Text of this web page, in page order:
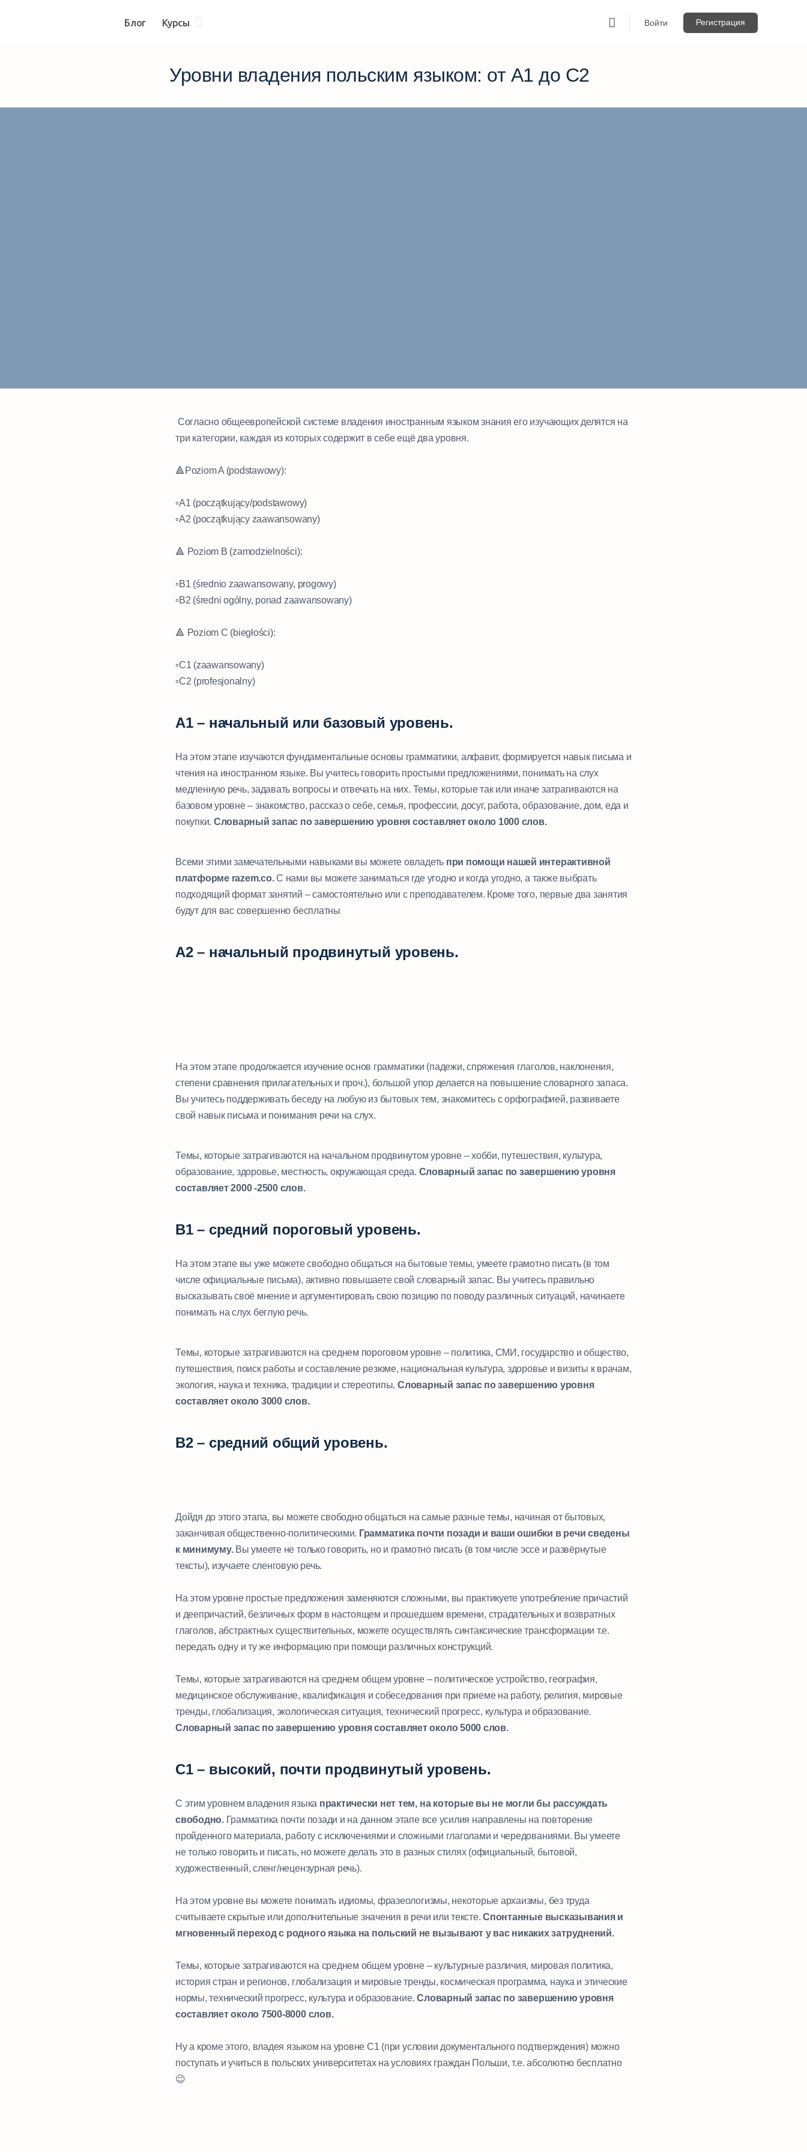
Блог Курсы Войти Регистрация
Уровни владения польским языком: от А1 до С2
Согласно общеевропейской системе владения иностранным языком знания его изучающих делятся на
три категории, каждая из которых содержит в себе ещё два уровня.
🔺Poziom A (podstawowy):
▫️A1 (początkujący/podstawowy)
▫️A2 (początkujący zaawansowany)
🔺 Poziom B (zamodzielności):
▫️B1 (średnio zaawansowany, progowy)
▫️B2 (średni ogólny, ponad zaawansowany)
🔺 Poziom C (biegłości):
▫️C1 (zaawansowany)
▫️C2 (profesjonalny)
А1 – начальный или базовый уровень.
На этом этапе изучаются фундаментальные основы грамматики, алфавит, формируется навык письма и
чтения на иностранном языке. Вы учитесь говорить простыми предложениями, понимать на слух
медленную речь, задавать вопросы и отвечать на них. Темы, которые так или иначе затрагиваются на
базовом уровне – знакомство, рассказ о себе, семья, профессии, досуг, работа, образование, дом, еда и
покупки. Словарный запас по завершению уровня составляет около 1000 слов.
Всеми этими замечательными навыками вы можете овладеть при помощи нашей интерактивной
платформе razem.co.С нами вы можете заниматься где угодно и когда угодно, а также выбрать
подходящий формат занятий – самостоятельно или с преподавателем. Кроме того, первые два занятия
будут для вас совершенно бесплатны
А2 – начальный продвинутый уровень.
На этом этапе продолжается изучение основ грамматики (падежи, спряжения глаголов, наклонения,
степени сравнения прилагательных и проч.), большой упор делается на повышение словарного запаса.
Вы учитесь поддерживать беседу на любую из бытовых тем, знакомитесь с орфографией, развиваете
свой навык письма и понимания речи на слух.
Темы, которые затрагиваются на начальном продвинутом уровне – хобби, путешествия, культура,
образование, здоровье, местность, окружающая среда. Словарный запас по завершению уровня
составляет 2000 -2500 слов.
B1 – средний пороговый уровень.
На этом этапе вы уже можете свободно общаться на бытовые темы, умеете грамотно писать (в том
числе официальные письма), активно повышаете свой словарный запас. Вы учитесь правильно
высказывать своё мнение и аргументировать свою позицию по поводу различных ситуаций, начинаете
понимать на слух беглую речь.
Темы, которые затрагиваются на среднем пороговом уровне – политика, СМИ, государство и общество,
путешествия, поиск работы и составление резюме, национальная культура, здоровье и визиты к врачам,
экология, наука и техника, традиции и стереотипы. Словарный запас по завершению уровня
составляет около 3000 слов.
B2 – средний общий уровень.
Дойдя до этого этапа, вы можете свободно общаться на самые разные темы, начиная от бытовых,
заканчивая общественно-политическими. Грамматика почти позади и ваши ошибки в речи сведены
к минимуму.Вы умеете не только говорить, но и грамотно писать (в том числе эссе и развёрнутые
тексты), изучаете сленговую речь.
На этом уровне простые предложения заменяются сложными, вы практикуете употребление причастий
и деепричастий, безличных форм в настоящем и прошедшем времени, страдательных и возвратных
глаголов, абстрактных существительных, можете осуществлять синтаксические трансформации т.е.
передать одну и ту же информацию при помощи различных конструкций.
Темы, которые затрагиваются на среднем общем уровне – политическое устройство, география,
медицинское обслуживание, квалификация и собеседования при приеме на работу, религия, мировые
тренды, глобализация, экологическая ситуация, технический прогресс, культура и образование.
Словарный запас по завершению уровня составляет около 5000 слов.
С1 – высокий, почти продвинутый уровень.
С этим уровнем владения языка практически нет тем, на которые вы не могли бы рассуждать
свободно.Грамматика почти позади и на данном этапе все усилия направлены на повторение
пройденного материала, работу с исключениями и сложными глаголами и чередованиями. Вы умеете
не только говорить и писать, но можете делать это в разных стилях (официальный, бытовой,
художественный, сленг/нецензурная речь).
На этом уровне вы можете понимать идиомы, фразеологизмы, некоторые архаизмы, без труда
считываете скрытые или дополнительные значения в речи или тексте.Спонтанные высказывания и
мгновенный переход с родного языка на польский не вызывают у вас никаких затруднений.
Темы, которые затрагиваются на среднем общем уровне – культурные различия, мировая политика,
история стран и регионов, глобализация и мировые тренды, космическая программа, наука и этические
нормы, технический прогресс, культура и образование.Словарный запас по завершению уровня
составляет около 7500-8000 слов.
Ну а кроме этого, владея языком на уровне С1 (при условии документального подтверждения) можно
поступать и учиться в польских университетах на условиях граждан Польши, т.е. абсолютно бесплатно
😉